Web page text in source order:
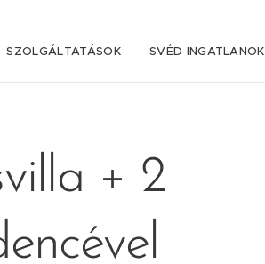
SZOLGÁLTATÁSOK SVÉD INGATLANOK
+ 2